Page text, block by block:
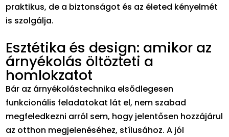
praktikus, de a biztonságot és az életed kényelmét
is szolgálja.
Esztétika és design: amikor az
árnyékolás öltözteti a
homlokzatot
Bár az árnyékolástechnika elsődlegesen
funkcionális feladatokat lát el, nem szabad
megfeledkezni arról sem, hogy jelentősen hozzájárul
az otthon megjelenéséhez, stílusához. A jól